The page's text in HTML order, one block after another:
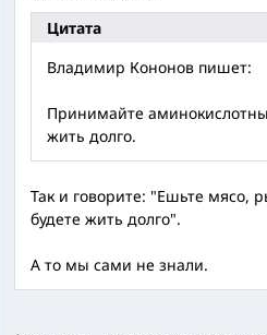
Цитата
Владимир Кононов пишет:
Принимайте
жить долго.
Так и говорите: "Ешьте мясо,
будете жить долго".
А то мы сами не знали.